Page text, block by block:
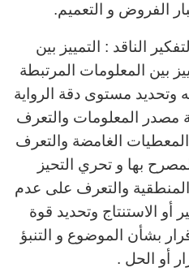
الفروض و التعميم.
الناقد : التمييز بين
بين المعلومات المرتبطة
وتحديد مستوى دقة الرواية
مصدر المعلومات والتعرف
الغامضة والتعرف
بها و تحري التحيز
والتعرف على عدم
أو الاستنتاج وتحديد قوة
قرار بشأن الموضوع و التنبؤ
أو الحل .